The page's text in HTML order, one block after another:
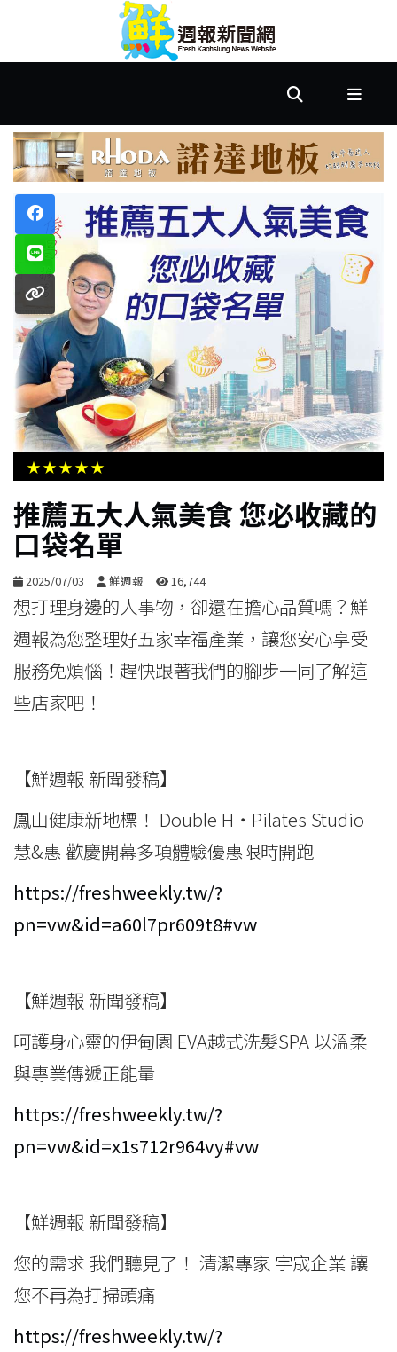
首
市
政
文
教
樂
活
居
家
生
活
合
影
音
購
物
★★★★★
推薦五大人氣美食 您必收藏的
口袋名單
2025/07/03 鮮週報 16,744
想打理身邊的人事物，卻還在擔心品質嗎？鮮
週報為您整理好五家幸福產業，讓您安心享受
服務免煩惱！趕快跟著我們的腳步一同了解這
些店家吧！
【鮮週報 新聞發稿】
鳳山健康新地標！ Double H‧Pilates Studio
慧&惠 歡慶開幕多項體驗優惠限時開跑
https://freshweekly.tw/?
pn=vw&id=a60l7pr609t8#vw
【鮮週報 新聞發稿】
呵護身心靈的伊甸園 EVA越式洗髮SPA 以溫柔
與專業傳遞正能量
https://freshweekly.tw/?
pn=vw&id=x1s712r964vy#vw
【鮮週報 新聞發稿】
您的需求 我們聽見了！ 清潔專家 宇宬企業 讓
您不再為打掃頭痛
https://freshweekly.tw/?